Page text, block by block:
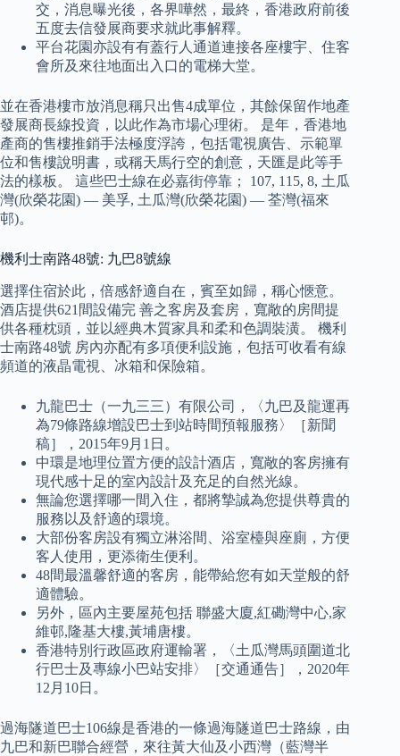
交，消息曝光後，各界嘩然，最終，香港政府前後
五度去信發展商要求就此事解釋。
平台花園亦設有有蓋行人通道連接各座樓宇、住客
會所及來往地面出入口的電梯大堂。
並在香港樓市放消息稱只出售4成單位，其餘保留作地產
發展商長線投資，以此作為市場心理術。 是年，香港地
產商的售樓推銷手法極度浮誇，包括電視廣告、示範單
位和售樓說明書，或稱天馬行空的創意，天匯是此等手
法的樣板。 這些巴士線在必嘉街停靠； 107, 115, 8, 土瓜
灣(欣榮花園) — 美孚, 土瓜灣(欣榮花園) — 荃灣(福來
邨)。
機利士南路48號: 九巴8號線
選擇住宿於此，倍感舒適自在，賓至如歸，稱心愜意。
酒店提供621間設備完 善之客房及套房，寬敞的房間提
供各種枕頭，並以經典木質家具和柔和色調裝潢。 機利
士南路48號 房內亦配有多項便利設施，包括可收看有線
頻道的液晶電視、冰箱和保險箱。
九龍巴士（一九三三）有限公司，〈九巴及龍運再
為79條路線增設巴士到站時間預報服務〉［新聞
稿］，2015年9月1日。
中環是地理位置方便的設計酒店，寬敞的客房擁有
現代感十足的室內設計及充足的自然光線。
無論您選擇哪一間入住，都將摯誠為您提供尊貴的
服務以及舒適的環境。
大部份客房設有獨立淋浴間、浴室檯與座廁，方便
客人使用，更添衛生便利。
48間最溫馨舒適的客房，能帶給您有如天堂般的舒
適體驗。
另外，區內主要屋苑包括 聯盛大廈,紅磡灣中心,家
維邨,隆基大樓,黃埔唐樓。
香港特別行政區政府運輸署，〈土瓜灣馬頭圍道北
行巴士及專線小巴站安排〉［交通通告］，2020年
12月10日。
過海隧道巴士106線是香港的一條過海隧道巴士路線，由
九巴和新巴聯合經營，來往黃大仙及小西灣（藍灣半